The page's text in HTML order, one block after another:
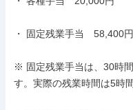
・ 固定残業手当　58,400
※ 固定残業手当は、30時
す。実際の残業時間は5時